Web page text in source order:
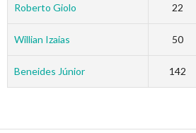
Roberto Giolo 22
Willian Izaias 50
Beneides Júnior 142